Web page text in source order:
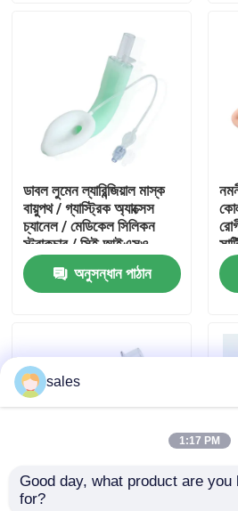
VR প্রদর্শন
কারখানা ভ্রমণ
মান নিয়ন্ত্রণ
উদ্ধৃতির জন্য আবেদন
ল্যারিঞ্জিয়াল মাস্ক এয়ারওয়ে
ডাবল লুমেন ল্যারিন্জিয়াল মাস্ক
বায়ুপথ / গ্যাস্ট্রিক অ্যাক্সেস
চ্যানেল / মেডিকেল সিলিকন
স্ট্রাকচার / সিই আইএসও
অনুসন্ধান পাঠান
শক্তিশালী স্বরযন্ত্র মাস্ক
sales
1:17 PM
Good day, what product are you
for?